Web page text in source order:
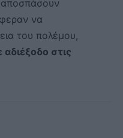
να
του πολέμου,
στις